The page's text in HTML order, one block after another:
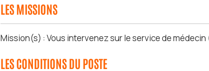
LES MISSIONS
Mission(s) : Vous intervenez sur le service de
LES CONDITIONS DU POSTE